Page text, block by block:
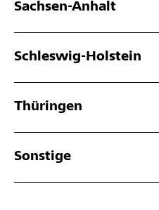
Sachsen-Anhalt
Schleswig-Holstein
Thüringen
Sonstige